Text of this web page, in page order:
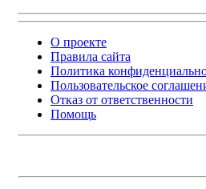
О проекте
Правила сайта
Политика
Пользовательское
Отказ от ответственности
Помощь